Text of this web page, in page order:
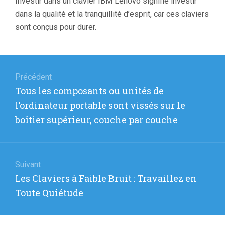
dans la qualité et la tranquillité d’esprit, car ces claviers
sont conçus pour durer.
de
l’article
Précédent
Article
précédent
:
Tous les composants ou unités de
l’ordinateur portable sont vissés sur le
boîtier supérieur, couche par couche
Suivant
Article
suivant
Les Claviers à Faible Bruit : Travaillez en
Toute Quiétude